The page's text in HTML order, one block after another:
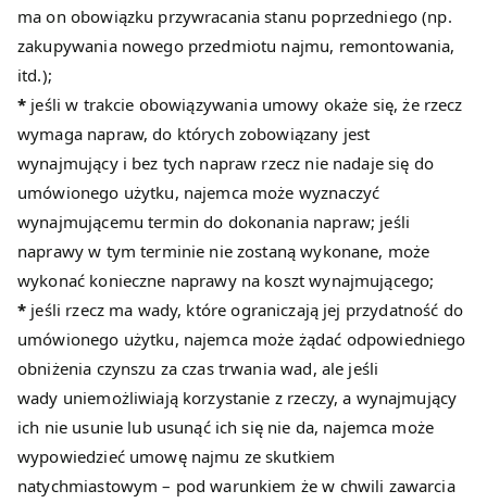
ma on obowiązku przywracania stanu poprzedniego (np.
zakupywania nowego przedmiotu najmu, remontowania,
itd.);
* jeśli w trakcie obowiązywania umowy okaże się, że rzecz
wymaga napraw, do których zobowiązany jest
wynajmujący i bez tych napraw rzecz nie nadaje się do
umówionego użytku, najemca może wyznaczyć
wynajmującemu termin do dokonania napraw; jeśli
naprawy w tym terminie nie zostaną wykonane, może
wykonać konieczne naprawy na koszt wynajmującego;
* jeśli rzecz ma wady, które ograniczają jej przydatność do
umówionego użytku, najemca może żądać odpowiedniego
obniżenia czynszu za czas trwania wad, ale jeśli
wady uniemożliwiają korzystanie z rzeczy, a wynajmujący
ich nie usunie lub usunąć ich się nie da, najemca może
wypowiedzieć umowę najmu ze skutkiem
natychmiastowym – pod warunkiem że w chwili zawarcia